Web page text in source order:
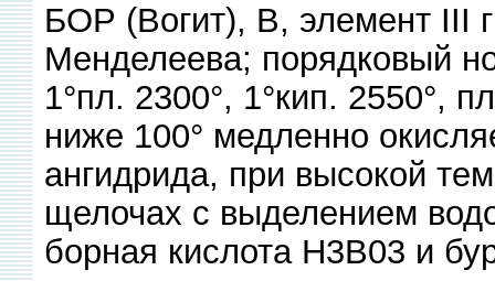
БОР (Вогит), В, элемент III
Менделеева; порядковый
1°пл. 2300°, 1°кип. 2550°,
ниже 100° медленно
ангидрида, при высокой
щелочах с выделением
борная кислота Н3В03 и